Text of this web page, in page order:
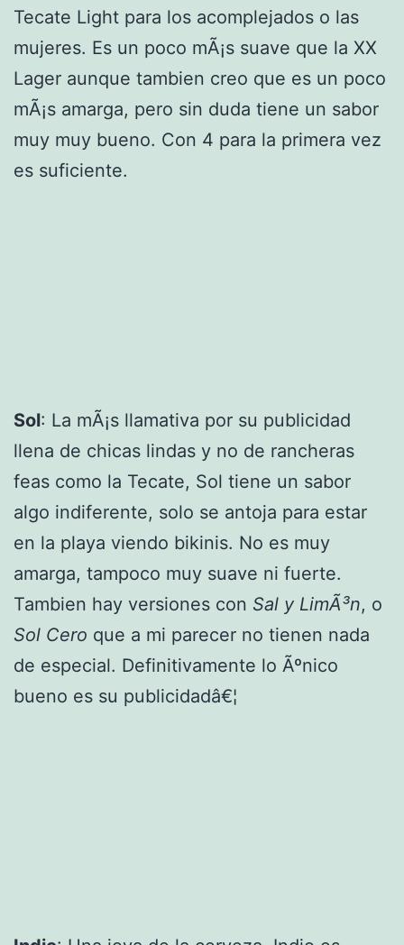
Tecate Light para los acomplejados o las
mujeres. Es un poco mÃ¡s suave que la XX
Lager aunque tambien creo que es un poco
mÃ¡s amarga, pero sin duda tiene un sabor
muy muy bueno. Con 4 para la primera vez
es suficiente.
Sol: La mÃ¡s llamativa por su publicidad
llena de chicas lindas y no de rancheras
feas como la Tecate, Sol tiene un sabor
algo indiferente, solo se antoja para estar
en la playa viendo bikinis. No es muy
amarga, tampoco muy suave ni fuerte.
Tambien hay versiones con Sal y LimÃ³n, o
Sol Cero que a mi parecer no tienen nada
de especial. Definitivamente lo Ãºnico
bueno es su publicidadâ€¦